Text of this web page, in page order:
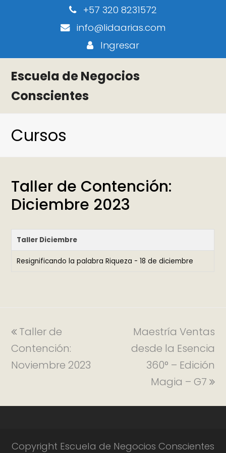
+57 320 8231572
info@lidaarias.com
Ingresar
Escuela de Negocios
Conscientes
Cursos
Taller de Contención:
Diciembre 2023
Taller Diciembre
Resignificando la palabra Riqueza - 18 de diciembre
Taller de
Contención:
Noviembre 2023
Maestría Ventas
desde la Esencia
360° – Edición
Magia – G7
Copyright Escuela de Negocios Conscientes